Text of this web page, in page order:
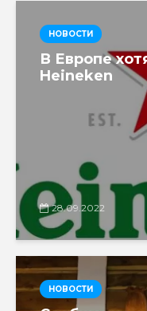
НОВОСТИ
В Европе
Heineken
28.09.2022
НОВОСТИ